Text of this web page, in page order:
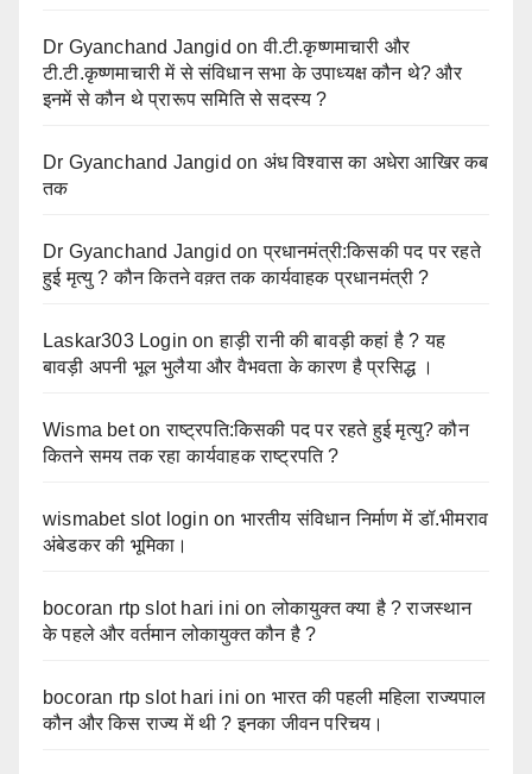
Dr Gyanchand Jangid onवी.टी.कृष्णमाचारी और
टी.टी.कृष्णमाचारी में से संविधान सभा के उपाध्यक्ष कौन थे? और
इनमें से कौन थे प्रारूप समिति से सदस्य ?
Dr Gyanchand Jangid on अंध विश्वास का अधेरा आखिर कब
तक
Dr Gyanchand Jangid onप्रधानमंत्री:किसकी पद पर रहते
हुई मृत्यु ? कौन कितने वक़्त तक कार्यवाहक प्रधानमंत्री ?
Laskar303 Login onहाड़ी रानी की बावड़ी कहां है ? यह
बावड़ी अपनी भूल भुलैया और वैभवता के कारण है प्रसिद्ध ।
Wisma betonराष्ट्रपति:किसकी पद पर रहते हुई मृत्यु? कौन
कितने समय तक रहा कार्यवाहक राष्ट्रपति ?
wismabet slot login on भारतीय संविधान निर्माण में डॉ.भीमराव
अंबेडकर की भूमिका।
bocoran rtp slot hari ini onलोकायुक्त क्या है ? राजस्थान
के पहले और वर्तमान लोकायुक्त कौन है ?
bocoran rtp slot hari ini on भारत की पहली महिला राज्यपाल
कौन और किस राज्य में थी ? इनका जीवन परिचय।